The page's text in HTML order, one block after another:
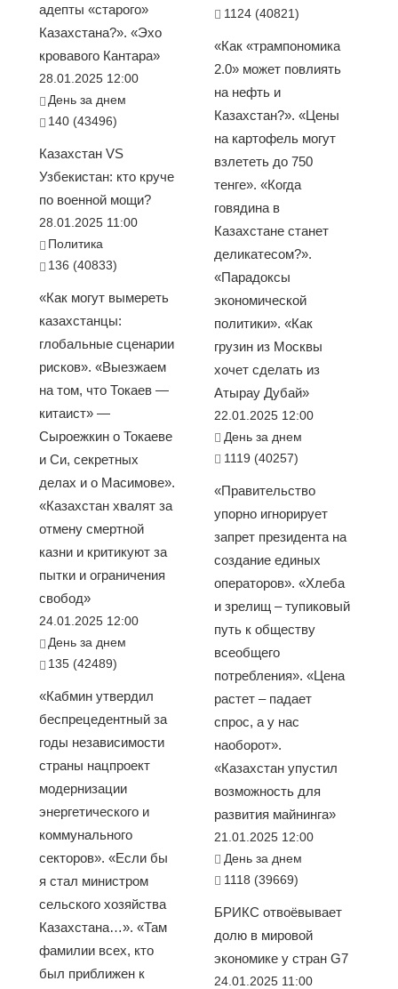
адепты «старого»
Казахстана?». «Эхо
кровавого Кантара»
28.01.2025 12:00
День за днем
140 (43496)
Казахстан VS
Узбекистан: кто круче
по военной мощи?
28.01.2025 11:00
Политика
136 (40833)
«Как могут вымереть
казахстанцы:
глобальные сценарии
рисков». «Выезжаем
на том, что Токаев —
китаист» —
Сыроежкин о Токаеве
и Си, секретных
делах и о Масимове».
«Казахстан хвалят за
отмену смертной
казни и критикуют за
пытки и ограничения
свобод»
24.01.2025 12:00
День за днем
135 (42489)
«Кабмин утвердил
беспрецедентный за
годы независимости
страны нацпроект
модернизации
энергетического и
коммунального
секторов». «Если бы
я стал министром
сельского хозяйства
Казахстана…». «Там
фамилии всех, кто
был приближен к
1124 (40821)
«Как «трампономика
2.0» может повлиять
на нефть и
Казахстан?». «Цены
на картофель могут
взлететь до 750
тенге». «Когда
говядина в
Казахстане станет
деликатесом?».
«Парадоксы
экономической
политики». «Как
грузин из Москвы
хочет сделать из
Атырау Дубай»
22.01.2025 12:00
День за днем
1119 (40257)
«Правительство
упорно игнорирует
запрет президента на
создание единых
операторов». «Хлеба
и зрелищ – тупиковый
путь к обществу
всеобщего
потребления». «Цена
растет – падает
спрос, а у нас
наоборот».
«Казахстан упустил
возможность для
развития майнинга»
21.01.2025 12:00
День за днем
1118 (39669)
БРИКС отвоёвывает
долю в мировой
экономике у стран G7
24.01.2025 11:00